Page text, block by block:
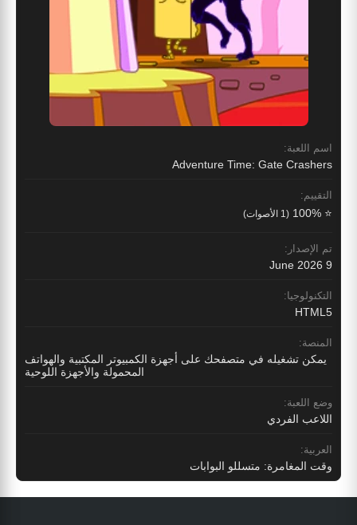
اسم اللعبة:
Adventure Time: Gate Crashers
التقييم:
⭐ 100% (1 الأصوات)
تم الإصدار:
9 June 2026
التكنولوجيا:
HTML5
المنصة:
يمكن تشغيله في متصفحك على أجهزة الكمبيوتر المكتبية والهواتف
المحمولة والأجهزة اللوحية
وضع اللعبة:
اللاعب الفردي
العربية:
وقت المغامرة: متسللو البوابات